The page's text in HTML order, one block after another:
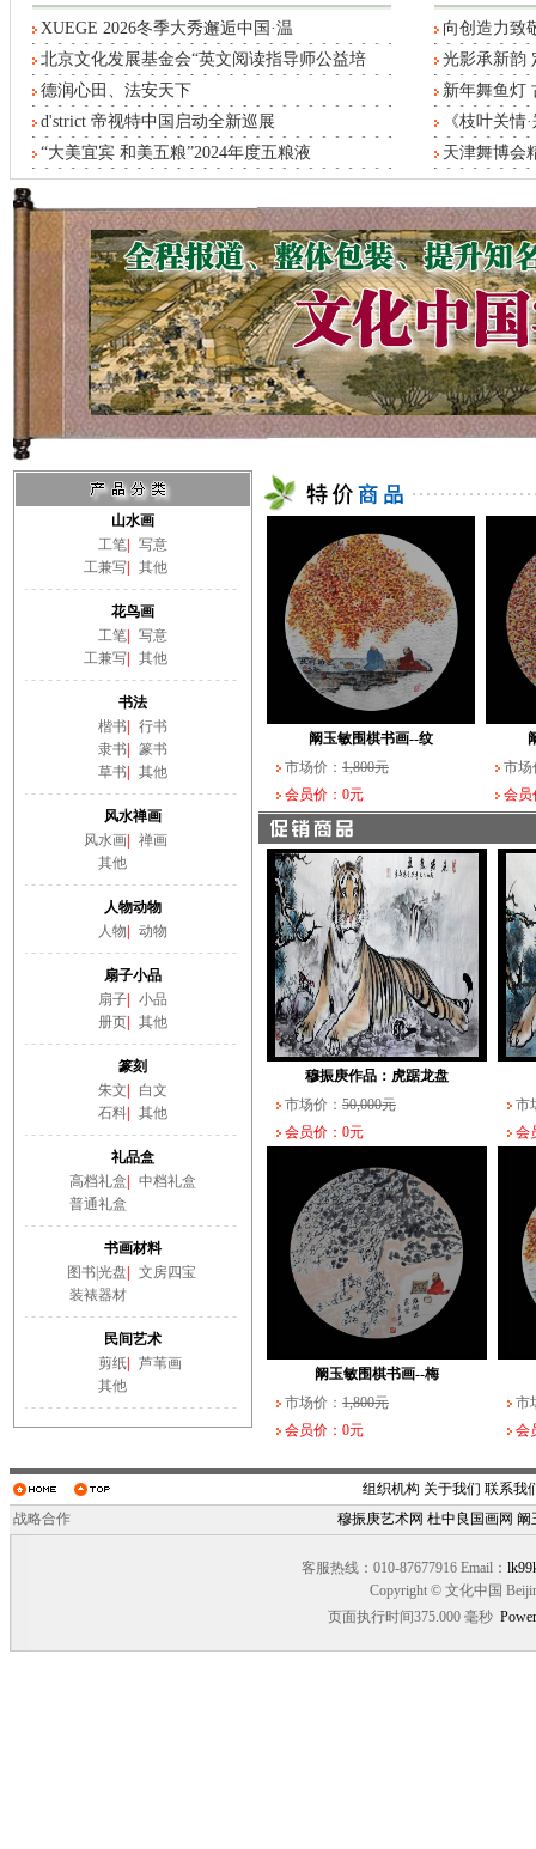
XUEGE 2026冬季大秀邂逅中国·温
北京文化发展基金会“英文阅读指导师公益培
德润心田、法安天下
d'strict 帝视特中国启动全新巡展
“大美宜宾 和美五粮”2024年度五粮液
向创造力致
光影承新韵
新年舞鱼灯
《枝叶关
天津舞博会
山水画
工笔|
写意
工兼写| 其他
花鸟画
工笔|
写意
工兼写| 其他
书法
楷书
行书
隶书
篆书
草书
其他
风水禅画
风水画|
禅画
其他
人物动物
人物
动物
扇子小品
扇子|
小品
册页| 其他
篆刻
朱文
白文
石料| 其他
礼品盒
高档礼盒
中档礼盒
普通礼盒
书画材料
图书|光盘
文房四宝
装裱器材
民间艺术
剪纸|
芦苇画
其他
武长家书法作品（一）
10,000元
会员价：0元
阚玉敏围棋书画--纹
1,800元
会员价：0元
阚玉敏围棋书画--大
市场价： 3,000元
会员价：0元
市场
会员
穆振庚作品：虎踞龙盘
市场价： 50,000元
会员价：0元
市
会
阚玉敏围棋书画--梅
市场价： 1,800元
会员价：0元
市
会
组织机构 关于我们 联系我
战略合作
穆振庚艺术网 杜中良国画网 阚
客服热线：010-87677916 Email：
Copyright © 文化中国
页面执行时间375.000 毫秒